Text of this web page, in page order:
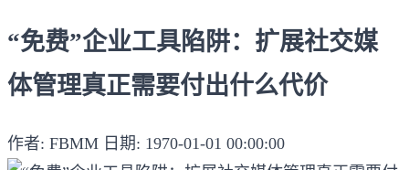
“免费”企业工具陷阱：扩展社交媒
体管理真正需要付出什么代价
作者: FBMM 日期: 1970-01-01 00:00:00